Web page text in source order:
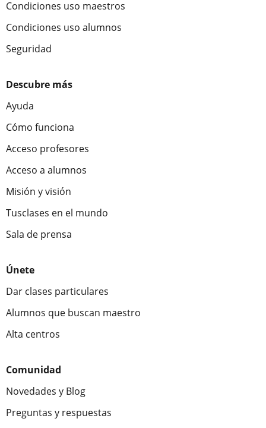
Condiciones uso maestros
Condiciones uso alumnos
Seguridad
Descubre más
Ayuda
Cómo funciona
Acceso profesores
Acceso a alumnos
Misión y visión
Tusclases en el mundo
Sala de prensa
Únete
Dar clases particulares
Alumnos que buscan maestro
Alta centros
Comunidad
Novedades y Blog
Preguntas y respuestas